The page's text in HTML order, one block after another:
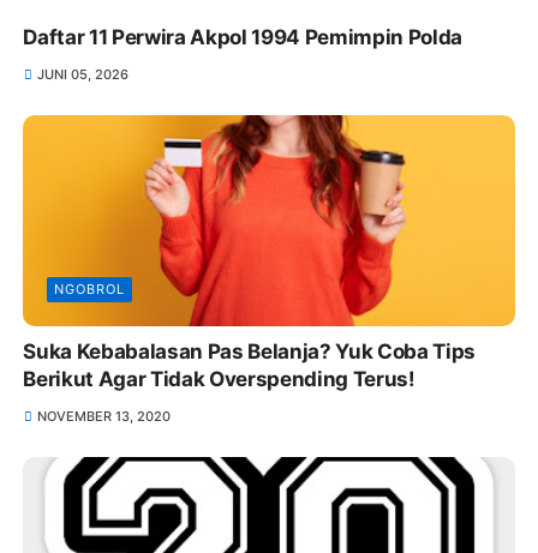
Daftar 11 Perwira Akpol 1994 Pemimpin Polda
JUNI 05, 2026
NGOBROL
Suka Kebabalasan Pas Belanja? Yuk Coba Tips
Berikut Agar Tidak Overspending Terus!
NOVEMBER 13, 2020